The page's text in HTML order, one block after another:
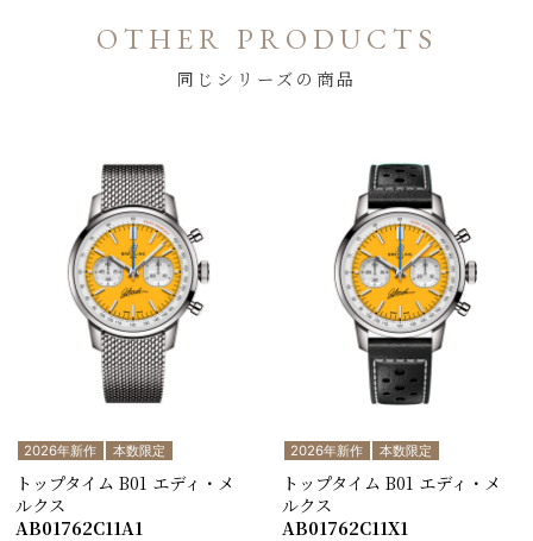
OTHER PRODUCTS
同じシリーズの商品
2026年新作 本数限定
トップタイム B01 エディ・メ
ルクス
AB01762C11A1
2026年新作 本数限定
トップタイム B01 エディ・メ
ルクス
AB01762C11X1